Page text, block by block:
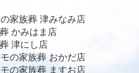
家族葬 津みなみ店
かみはま店
津にし店
の家族葬 おかだ店
の家族葬 ますお店